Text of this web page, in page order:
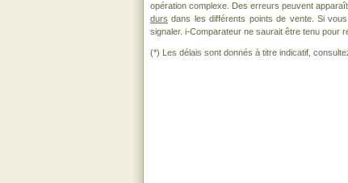
opération complexe. Des erreurs peuvent
durs dans les différents points de vente. Si
signaler. i-Comparateur ne saurait être tenu pour
(*) Les délais sont donnés à titre indicatif,